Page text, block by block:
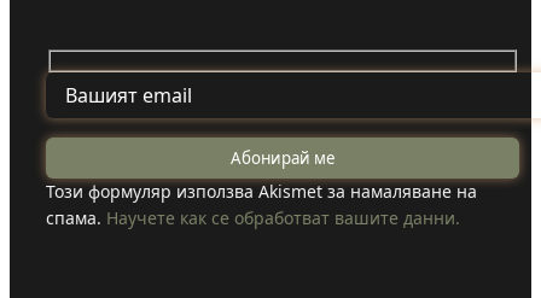
Този формуляр използва Akismet за намаляване на
спама. Научете как се обработват вашите данни.